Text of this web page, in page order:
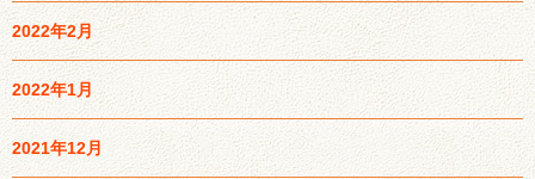
2022年2月
2022年1月
2021年12月